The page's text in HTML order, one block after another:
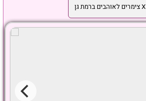
X צימרים לאוהבים ברמת גן